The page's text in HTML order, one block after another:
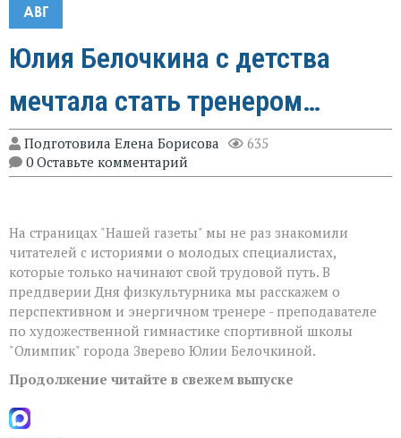
АВГ
Юлия Белочкина с детства
мечтала стать тренером…
Подготовила Елена Борисова
635
0 Оставьте комментарий
На страницах "Нашей газеты" мы не раз знакомили
читателей с историями о молодых специалистах,
которые только начинают свой трудовой путь. В
преддверии Дня физкультурника мы расскажем о
перспективном и энергичном тренере - преподавателе
по художественной гимнастике спортивной школы
"Олимпик" города Зверево Юлии Белочкиной.
Продолжение читайте в свежем выпуске